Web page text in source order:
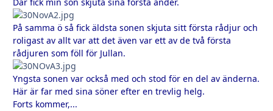
Där fick min son skjuta sina första änder.
På samma ö så fick äldsta sonen skjuta sitt första rådjur och
roligast av allt var att det även var ett av de två första
rådjuren som föll för Jullan.
Yngsta sonen var också med och stod för en del av änderna.
Här är far med sina söner efter en trevlig helg.
Forts kommer,...